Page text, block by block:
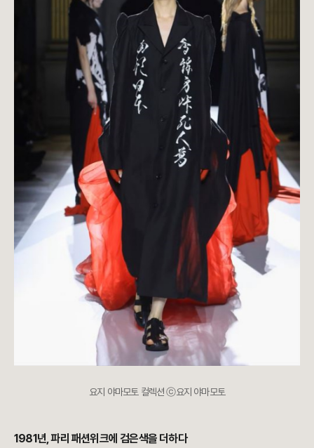
요지 야마모토 컬렉션 ⓒ요지 야마모토
1981년, 파리 패션위크에 검은색을 더하다